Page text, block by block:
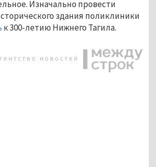
Изначально провести
здания поликлиники
к 300-летию Нижнего Тагила.